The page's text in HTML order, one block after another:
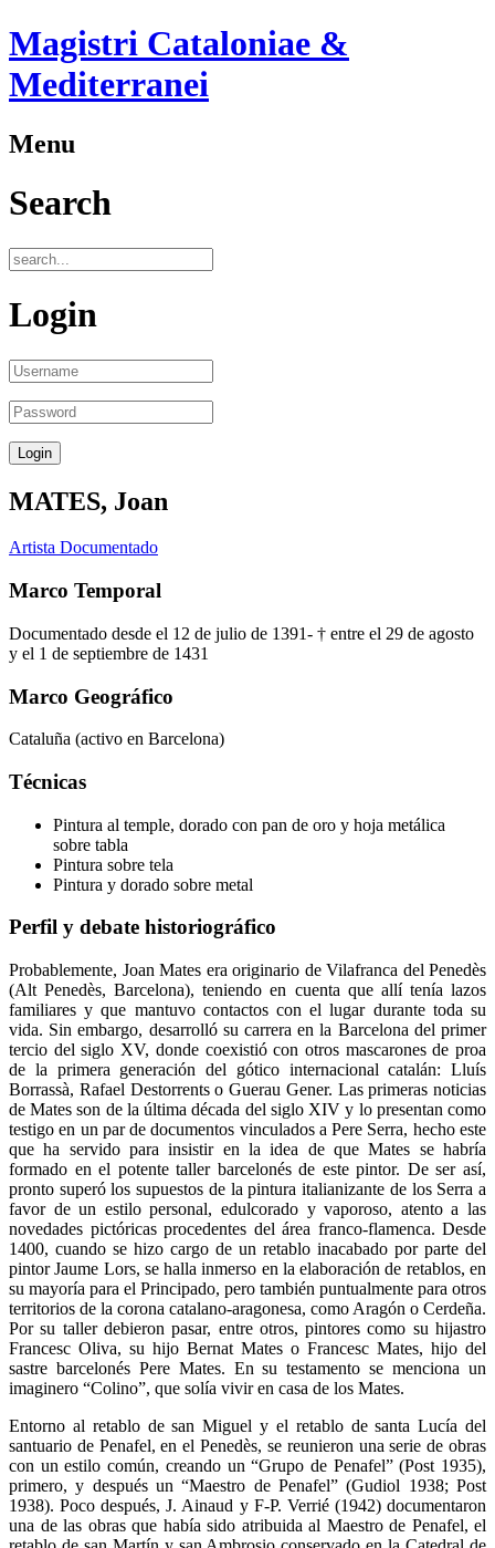
Magistri Cataloniae &
Mediterranei
Menu
Search
Login
MATES, Joan
Artista Documentado
Marco Temporal
Documentado desde el 12 de julio de 1391- † entre el 29 de agosto
y el 1 de septiembre de 1431
Marco Geográfico
Cataluña (activo en Barcelona)
Técnicas
Pintura al temple, dorado con pan de oro y hoja metálica
sobre tabla
Pintura sobre tela
Pintura y dorado sobre metal
Perfil y debate historiográfico
Probablemente, Joan Mates era originario de Vilafranca del Penedès
(Alt Penedès, Barcelona), teniendo en cuenta que allí tenía lazos
familiares y que mantuvo contactos con el lugar durante toda su
vida. Sin embargo, desarrolló su carrera en la Barcelona del primer
tercio del siglo XV, donde coexistió con otros mascarones de proa
de la primera generación del gótico internacional catalán: Lluís
Borrassà, Rafael Destorrents o Guerau Gener. Las primeras noticias
de Mates son de la última década del siglo XIV y lo presentan como
testigo en un par de documentos vinculados a Pere Serra, hecho este
que ha servido para insistir en la idea de que Mates se habría
formado en el potente taller barcelonés de este pintor. De ser así,
pronto superó los supuestos de la pintura italianizante de los Serra a
favor de un estilo personal, edulcorado y vaporoso, atento a las
novedades pictóricas procedentes del área franco-flamenca. Desde
1400, cuando se hizo cargo de un retablo inacabado por parte del
pintor Jaume Lors, se halla inmerso en la elaboración de retablos, en
su mayoría para el Principado, pero también puntualmente para otros
territorios de la corona catalano-aragonesa, como Aragón o Cerdeña.
Por su taller debieron pasar, entre otros, pintores como su hijastro
Francesc Oliva, su hijo Bernat Mates o Francesc Mates, hijo del
sastre barcelonés Pere Mates. En su testamento se menciona un
imaginero “Colino”, que solía vivir en casa de los Mates.
Entorno al retablo de san Miguel y el retablo de santa Lucía del
santuario de Penafel, en el Penedès, se reunieron una serie de obras
con un estilo común, creando un “Grupo de Penafel” (Post 1935),
primero, y después un “Maestro de Penafel” (Gudiol 1938; Post
1938). Poco después, J. Ainaud y F-P. Verrié (1942) documentaron
una de las obras que había sido atribuida al Maestro de Penafel, el